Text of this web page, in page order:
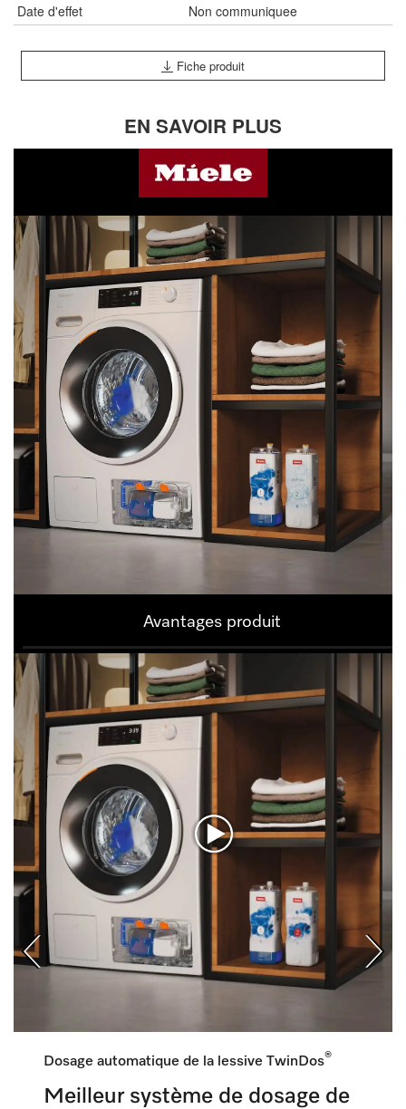
Date d'effet Non communiquee
Fiche produit
EN SAVOIR PLUS
Avantages produit
Dosage automatique de la lessive TwinDos®
Meilleur système de dosage de